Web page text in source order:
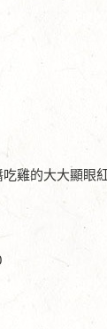
雞的大大顯眼